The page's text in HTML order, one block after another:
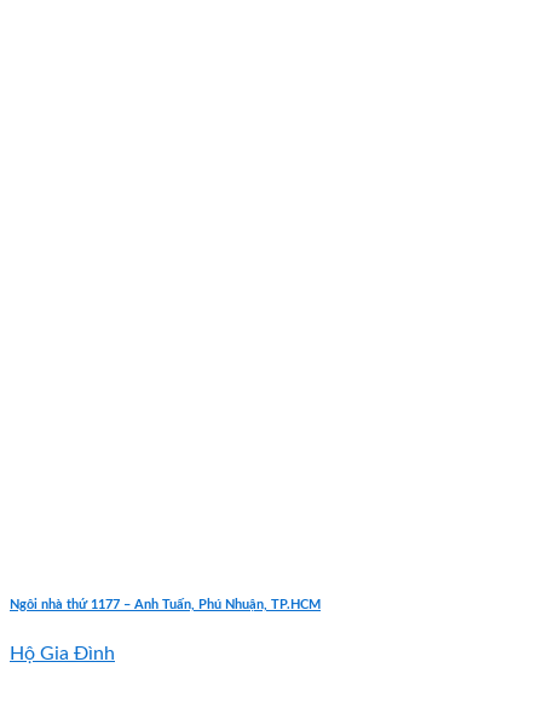
Ngôi nhà thứ 1177 – Anh Tuấn, Phú Nhuận, TP.HCM
Hộ Gia Đình